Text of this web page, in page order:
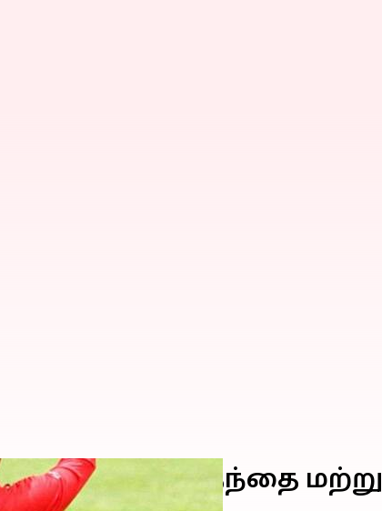
அணிக்காக தந்தை